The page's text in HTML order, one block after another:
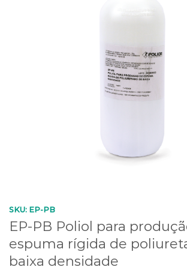
SKU: EP-PB
EP-PB Poliol para
espuma rígida de
baixa densidade